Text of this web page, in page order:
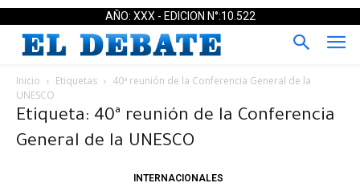
AÑO: XXX - EDICION N°:10.522
Inicio Etiquetas
40ª reunión de la Conferencia General de la
UNESCO
Etiqueta: 40ª reunión de la Conferencia
General de la UNESCO
INTERNACIONALES